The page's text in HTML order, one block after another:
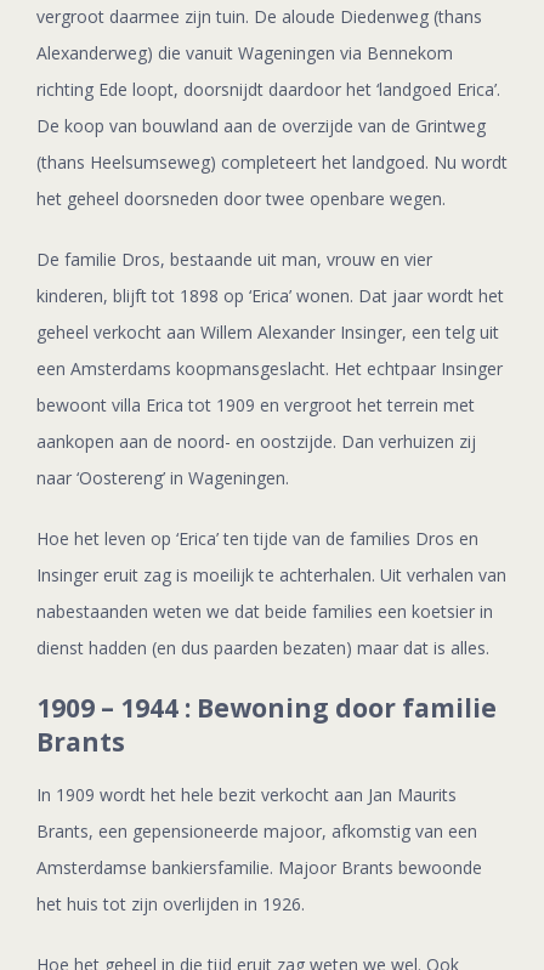
vergroot daarmee zijn tuin. De aloude Diedenweg (thans
Alexanderweg) die vanuit Wageningen via Bennekom
richting Ede loopt, doorsnijdt daardoor het ‘landgoed Erica’.
De koop van bouwland aan de overzijde van de Grintweg
(thans Heelsumseweg) completeert het landgoed. Nu wordt
het geheel doorsneden door twee openbare wegen.
De familie Dros, bestaande uit man, vrouw en vier
kinderen, blijft tot 1898 op ‘Erica’ wonen. Dat jaar wordt het
geheel verkocht aan Willem Alexander Insinger, een telg uit
een Amsterdams koopmansgeslacht. Het echtpaar Insinger
bewoont villa Erica tot 1909 en vergroot het terrein met
aankopen aan de noord- en oostzijde. Dan verhuizen zij
naar ‘Oostereng’ in Wageningen.
Hoe het leven op ‘Erica’ ten tijde van de families Dros en
Insinger eruit zag is moeilijk te achterhalen. Uit verhalen van
nabestaanden weten we dat beide families een koetsier in
dienst hadden (en dus paarden bezaten) maar dat is alles.
1909 – 1944 : Bewoning door familie
Brants
In 1909 wordt het hele bezit verkocht aan Jan Maurits
Brants, een gepensioneerde majoor, afkomstig van een
Amsterdamse bankiersfamilie. Majoor Brants bewoonde
het huis tot zijn overlijden in 1926.
Hoe het geheel in die tijd eruit zag weten we wel. Ook